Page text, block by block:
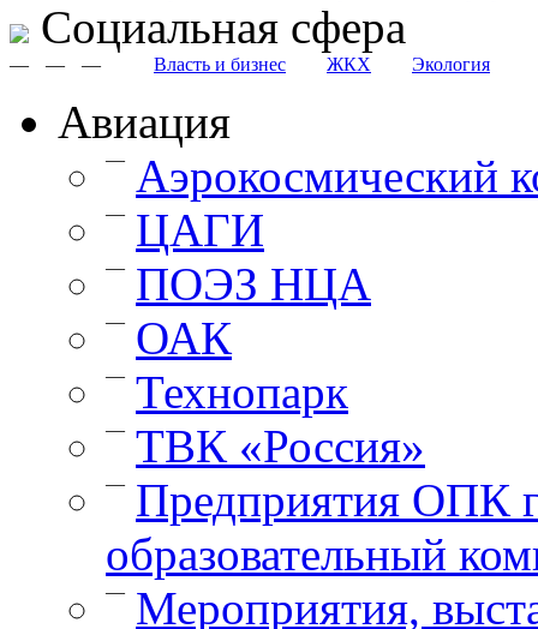
Cоциальная сфера
— Власть и бизнес
— ЖКХ
— Экология
Авиация
— Аэрокосмический
— ЦАГИ
— ПОЭЗ НЦА
— ОАК
— Технопарк
— ТВК «Россия»
— Предприятия ОПК
образовательный
— Мероприятия,